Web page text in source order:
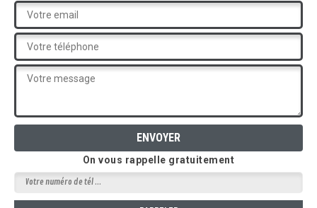
On vous rappelle gratuitement